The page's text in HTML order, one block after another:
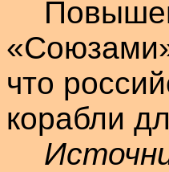
что
корабли